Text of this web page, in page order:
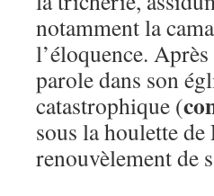
notamment la
l’éloquence.
parole dans son
catastrophique (
sous la houlette
renouvèlement de